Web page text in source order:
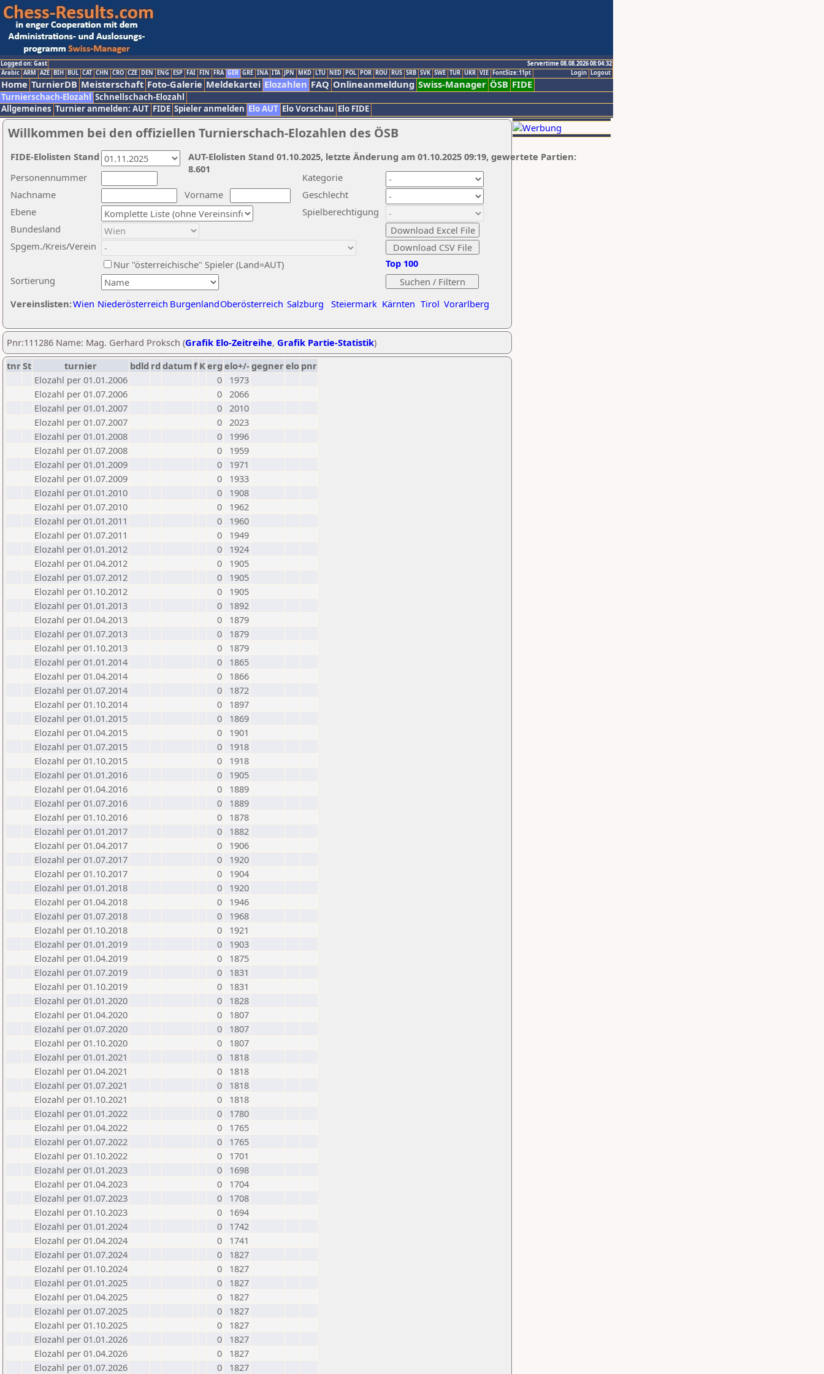
Logged on: Gast
Servertime 08.08.2026 08:04:32
Logout
Login
Arabic ARM AZE BIH BUL CAT CHN CRO CZE DEN ENG ESP FAI FIN FRA GER GRE INA ITA JPN MKD LTU NED POL POR ROU RUS SRB SVK SWE TUR UKR VIE FontSize:11pt
Home TurnierDB Meisterschaft Foto-Galerie Meldekartei Elozahlen FAQ Onlineanmeldung Swiss-Manager ÖSB FIDE
Turnierschach-Elozahl Schnellschach-Elozahl
Allgemeines Turnier anmelden: AUT FIDE Spieler anmelden Elo AUT Elo Vorschau Elo FIDE
Willkommen bei den offiziellen Turnierschach-Elozahlen des ÖSB
Nachname
Vorname
Ebene
Kategorie
Sortierung
Personennummer
Bundesland
Spgem./Kreis/Verein
Geschlecht
Nur "österreichische" Spieler (Land=AUT)
Spielberechtigung
Vereinslisten:Wien Niederösterreich BurgenlandOberösterreich Salzburg Steiermark Kärnten Tirol Vorarlberg
Top 100
AUT-Elolisten Stand 01.10.2025, letzte Änderung am 01.10.2025 09:19, gewertete Partien:
8.601
FIDE-Elolisten Stand
Pnr:111286 Name: Mag. Gerhard Proksch (Grafik Elo-Zeitreihe, Grafik Partie-Statistik)
tnrSt turnier bdld rd datumf Kerg elo+/-gegnerelo pnr
Elozahl per 01.01.2006
0
1973
Elozahl per 01.07.2006
0 2066
Elozahl per 01.01.2007
0 2010
Elozahl per 01.07.2007
0 2023
Elozahl per 01.01.2008
0
1996
Elozahl per 01.07.2008
0
1959
Elozahl per 01.01.2009
0
1971
Elozahl per 01.07.2009
0
1933
Elozahl per 01.01.2010
0
1908
Elozahl per 01.07.2010
0
1962
Elozahl per 01.01.2011
0
1960
Elozahl per 01.07.2011
0
1949
Elozahl per 01.01.2012
0
1924
Elozahl per 01.04.2012
0
1905
Elozahl per 01.07.2012
0
1905
Elozahl per 01.10.2012
0
1905
Elozahl per 01.01.2013
0
1892
Elozahl per 01.04.2013
0
1879
Elozahl per 01.07.2013
0
1879
Elozahl per 01.10.2013
0
1879
Elozahl per 01.01.2014
0
1865
Elozahl per 01.04.2014
0
1866
Elozahl per 01.07.2014
0
1872
Elozahl per 01.10.2014
0
1897
Elozahl per 01.01.2015
0
1869
Elozahl per 01.04.2015
0
1901
Elozahl per 01.07.2015
0
1918
Elozahl per 01.10.2015
0
1918
Elozahl per 01.01.2016
0
1905
Elozahl per 01.04.2016
0
1889
Elozahl per 01.07.2016
0
1889
Elozahl per 01.10.2016
0
1878
Elozahl per 01.01.2017
0
1882
Elozahl per 01.04.2017
0
1906
Elozahl per 01.07.2017
0
1920
Elozahl per 01.10.2017
0
1904
Elozahl per 01.01.2018
0
1920
Elozahl per 01.04.2018
0
1946
Elozahl per 01.07.2018
0
1968
Elozahl per 01.10.2018
0
1921
Elozahl per 01.01.2019
0
1903
Elozahl per 01.04.2019
0
1875
Elozahl per 01.07.2019
0
1831
Elozahl per 01.10.2019
0
1831
Elozahl per 01.01.2020
0
1828
Elozahl per 01.04.2020
0
1807
Elozahl per 01.07.2020
0
1807
Elozahl per 01.10.2020
0
1807
Elozahl per 01.01.2021
0
1818
Elozahl per 01.04.2021
0
1818
Elozahl per 01.07.2021
0
1818
Elozahl per 01.10.2021
0
1818
Elozahl per 01.01.2022
0
1780
Elozahl per 01.04.2022
0
1765
Elozahl per 01.07.2022
0
1765
Elozahl per 01.10.2022
0
1701
Elozahl per 01.01.2023
0
1698
Elozahl per 01.04.2023
0
1704
Elozahl per 01.07.2023
0
1708
Elozahl per 01.10.2023
0
1694
Elozahl per 01.01.2024
0
1742
Elozahl per 01.04.2024
0
1741
Elozahl per 01.07.2024
0
1827
Elozahl per 01.10.2024
0
1827
Elozahl per 01.01.2025
0
1827
Elozahl per 01.04.2025
0
1827
Elozahl per 01.07.2025
0
1827
Elozahl per 01.10.2025
0
1827
Elozahl per 01.01.2026
0
1827
Elozahl per 01.04.2026
0
1827
Elozahl per 01.07.2026
0 1827